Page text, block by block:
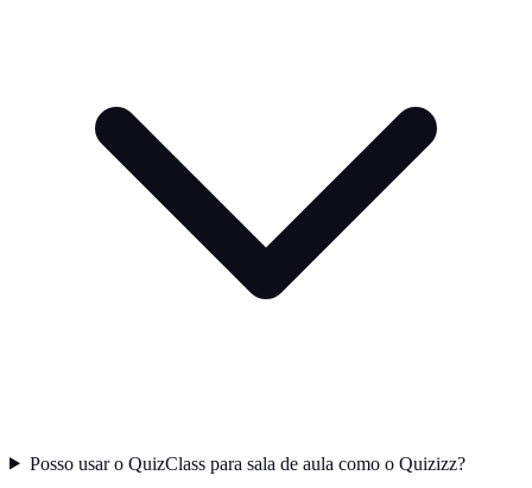
Posso usar o QuizClass para sala de aula como o Quizizz?